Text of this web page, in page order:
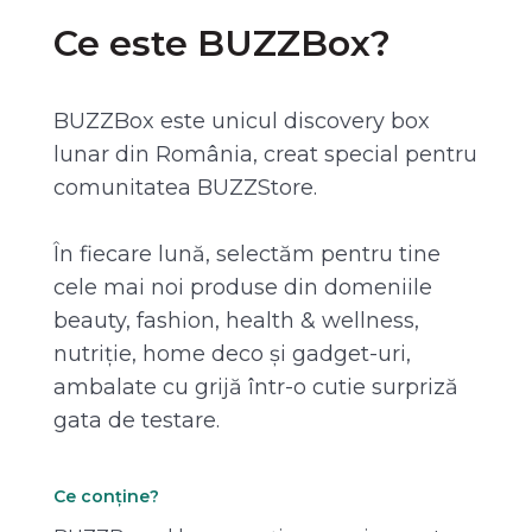
Ce este BUZZBox?
BUZZBox este unicul discovery box
lunar din România, creat special pentru
comunitatea BUZZStore.
În fiecare lună, selectăm pentru tine
cele mai noi produse din domeniile
beauty, fashion, health & wellness,
nutriție, home deco și gadget-uri,
ambalate cu grijă într-o cutie surpriză
gata de testare.
Ce conține?